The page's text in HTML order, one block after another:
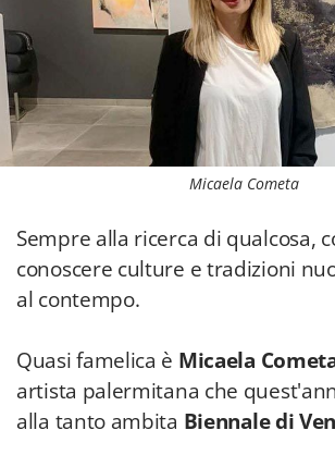
Micaela Cometa
Sempre alla ricerca di qualcosa,
conoscere culture e tradizioni
al contempo.
Quasi famelica è Micaela
artista palermitana che
alla tanto ambita Biennale di